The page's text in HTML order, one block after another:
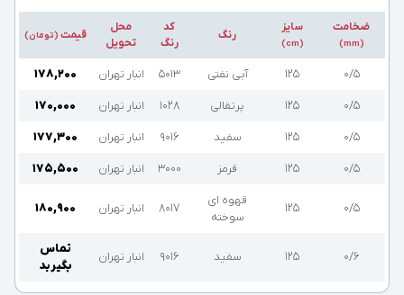
ضخامت
(mm)
سایز
(cm)
رنگ
کد
رنگ
محل
تحویل
قیمت (تومان)
۰/۵ ۱۲۵ آبی نفتی 5013 انبار تهران ۱۷۸,۲۰۰
۰/۵ ۱۲۵ پرتقالی 1028 انبار تهران ۱۷۰,۰۰۰
۰/۵ ۱۲۵ سفید 9016 انبار تهران ۱۷۷,۳۰۰
۰/۵ ۱۲۵ قرمز 3000 انبار تهران ۱۷۵,۵۰۰
۰/۵ ۱۲۵
قهوه ای
سوخته
8017 انبار تهران ۱۸۰,۹۰۰
۰/۶ ۱۲۵ سفید 9016 انبار تهران
تماس
بگیرید